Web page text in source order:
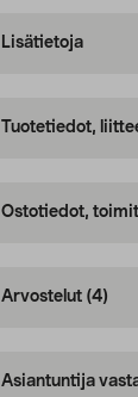
Lisätietoja
Tuotetiedot,
Ostotiedot,
Arvostelut (4)
Asiantuntija